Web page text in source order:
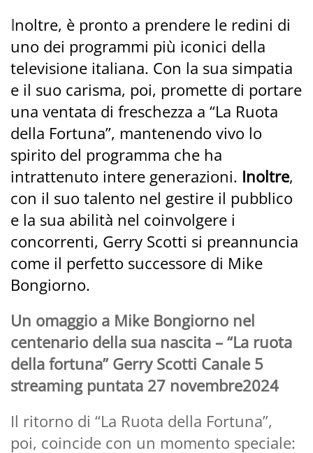
Inoltre, è pronto a prendere le redini di
uno dei programmi più iconici della
televisione italiana. Con la sua simpatia
e il suo carisma, poi, promette di portare
una ventata di freschezza a “La Ruota
della Fortuna”, mantenendo vivo lo
spirito del programma che ha
intrattenuto intere generazioni. Inoltre,
con il suo talento nel gestire il pubblico
e la sua abilità nel coinvolgere i
concorrenti, Gerry Scotti si preannuncia
come il perfetto successore di Mike
Bongiorno.
Un omaggio a Mike Bongiorno nel
centenario della sua nascita – “La ruota
della fortuna” Gerry Scotti Canale 5
streaming puntata 27 novembre2024
Il ritorno di “La Ruota della Fortuna”,
poi, coincide con un momento speciale: